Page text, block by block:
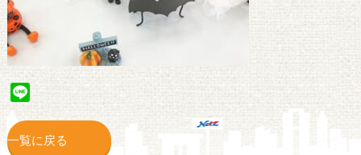
Line
一覧に戻る